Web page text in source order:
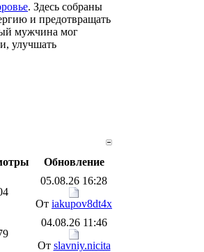
. Здесь собраны
и предотвращать
мужчина мог
улучшать
Обновление
05.08.26 16:28
От iakupov8dt4x
04.08.26 11:46
От slavniy.nicita